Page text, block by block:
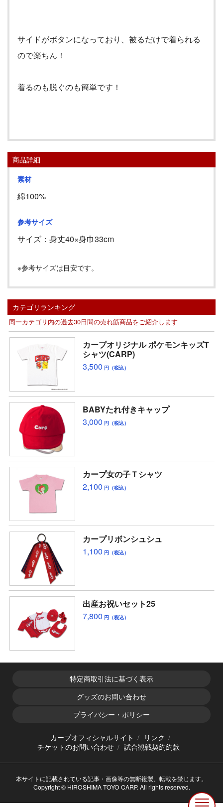
サイドがボタンになっており、被るだけで着られる
ので楽ちん！
着るのも脱ぐのも簡単です！
商品詳細
素材
綿100%
参考サイズ
サイズ：身丈40×身巾33cm
※参考サイズは目安です。
カテゴリランキング
同一カテゴリ内の過去30日間の売れ筋商品をご紹介します
カープオリジナル ポケモンキッズT
シャツ(CARP)
3,500 円（税込）
BABYたれ付きキャップ
3,000 円（税込）
カープ女の子Ｔシャツ
2,100 円（税込）
カープリボンシュシュ
1,100 円（税込）
出産お祝いセット25
7,800 円（税込）
特定商取引法に基づく表示
グッズのお問い合わせ
プライバシー・ポリシー
カープオフィシャルサイト
リンク
チケットのお問い合わせ
試合観戦契約約款
本サイトに記載されている記事・画像等の無断複製、転載を禁じます。
Copyright © HIROSHIMA TOYO CARP. All rights reserved.